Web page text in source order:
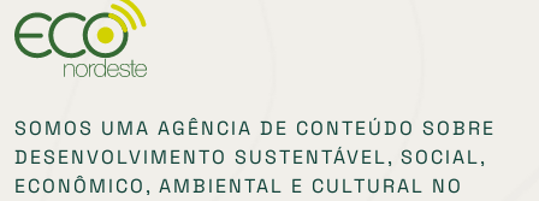
SOMOS UMA AGÊNCIA DE CONTEÚDO SOBRE
DESENVOLVIMENTO SUSTENTÁVEL, SOCIAL,
ECONÔMICO, AMBIENTAL E CULTURAL NO